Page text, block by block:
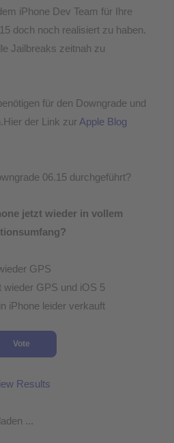
iPhone Dev Team für Ihre
doch noch realisiert zu haben.
Jailbreaks zeitnah zu
für den Downgrade und
der Link zurApple Blog
06.15 durchgeführt?
jetzt wieder in vollem
GPS
wieder GPS und iOS 5
iPhone leider verkauft
Results
...